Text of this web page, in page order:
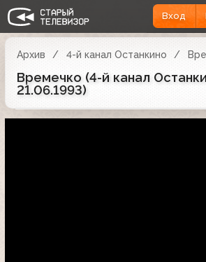
Вход
Архив 4-й канал Останкино
Времечко (4-й канал
21.06.1993)